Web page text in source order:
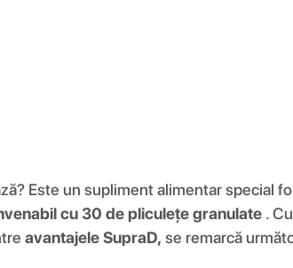
Este un supliment alimentar special
cu 30 de pliculețe granulate .
avantajele SupraD, se remarcă